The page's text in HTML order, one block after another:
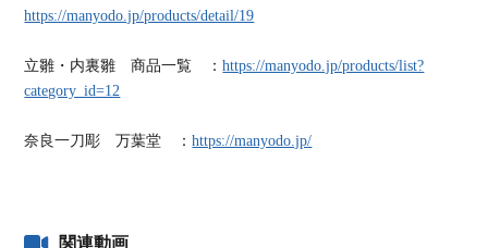
https://manyodo.jp/products/detail/19
立雛・内裏雛 商品一覧 ：https://manyodo.jp/products/list?
category_id=12
奈良一刀彫 万葉堂 ：https://manyodo.jp/
関連動画